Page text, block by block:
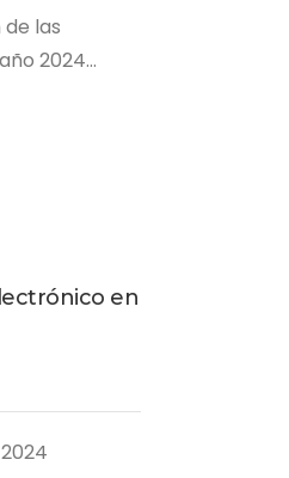
las
2024…
en